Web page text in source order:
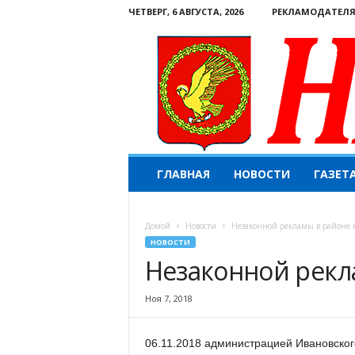
ЧЕТВЕРГ, 6 АВГУСТА, 2026
ш
ГЛАВНАЯ НОВОСТИ
Домой Новости Незаконной рекламы в районе
НОВОСТИ
Незаконной
Ноя 7, 2018
06.11.2018 администрацией